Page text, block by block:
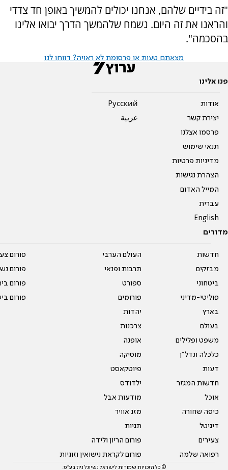
"זה בידיים שלהם, אנחנו יכולים להמשיך באופן חד צדדי
והראנו את זה היום. נשמח שלהמשך הדרך יבואו אלינו
בהסכמה".
מצאתם טעות או פרסומת לא ראויה? דווחו לנו
פנו אלינו
אודות
יצירת קשר
פרסמו אצלנו
תנאי שימוש
מדיניות פרטיות
הצהרת נגישות
המייל האדום
עברית
English
Pусский
عربية
מדורים
חדשות
מבזקים
ביטחוני
פוליטי-מדיני
בארץ
בעולם
משפט ופלילים
כלכלה ונדל"ן
דעות
חדשות המגזר
אוכל
כיפה שחורה
דיגיטל
צעירים
רפואה שלמה
העולם הערבי
תרבות ופנאי
ספורט
פורומים
יהדות
צרכנות
אופנה
מוסיקה
פיוטקאסט
ילדודס
מודעות אבל
מזג אוויר
תגיות
פורום הריון ולידה
פורום לקראת נישואין וזוגיות
פורום
פורום
פורום
פורום
© כל הזכויות שמורות לישראל נשיונל ניוז בע"מ.